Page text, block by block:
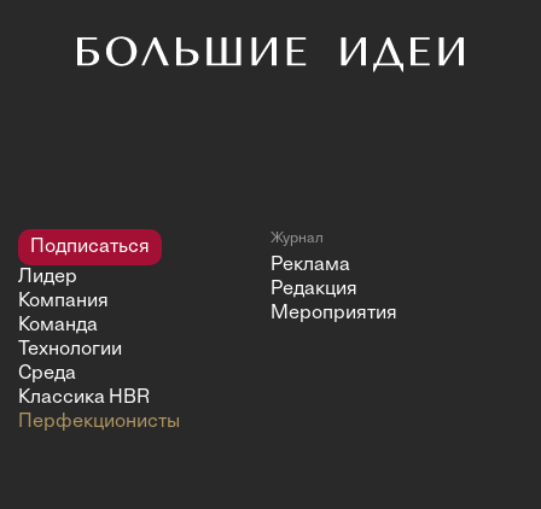
Подписаться
Лидер
Компания
Команда
Технологии
Среда
Классика HBR
Перфекционисты
Журнал
Реклама
Редакция
Мероприятия